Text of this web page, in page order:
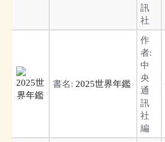
訊
社
書名: 2025世界年鑑
作
者:
中
央
通
訊
社
編